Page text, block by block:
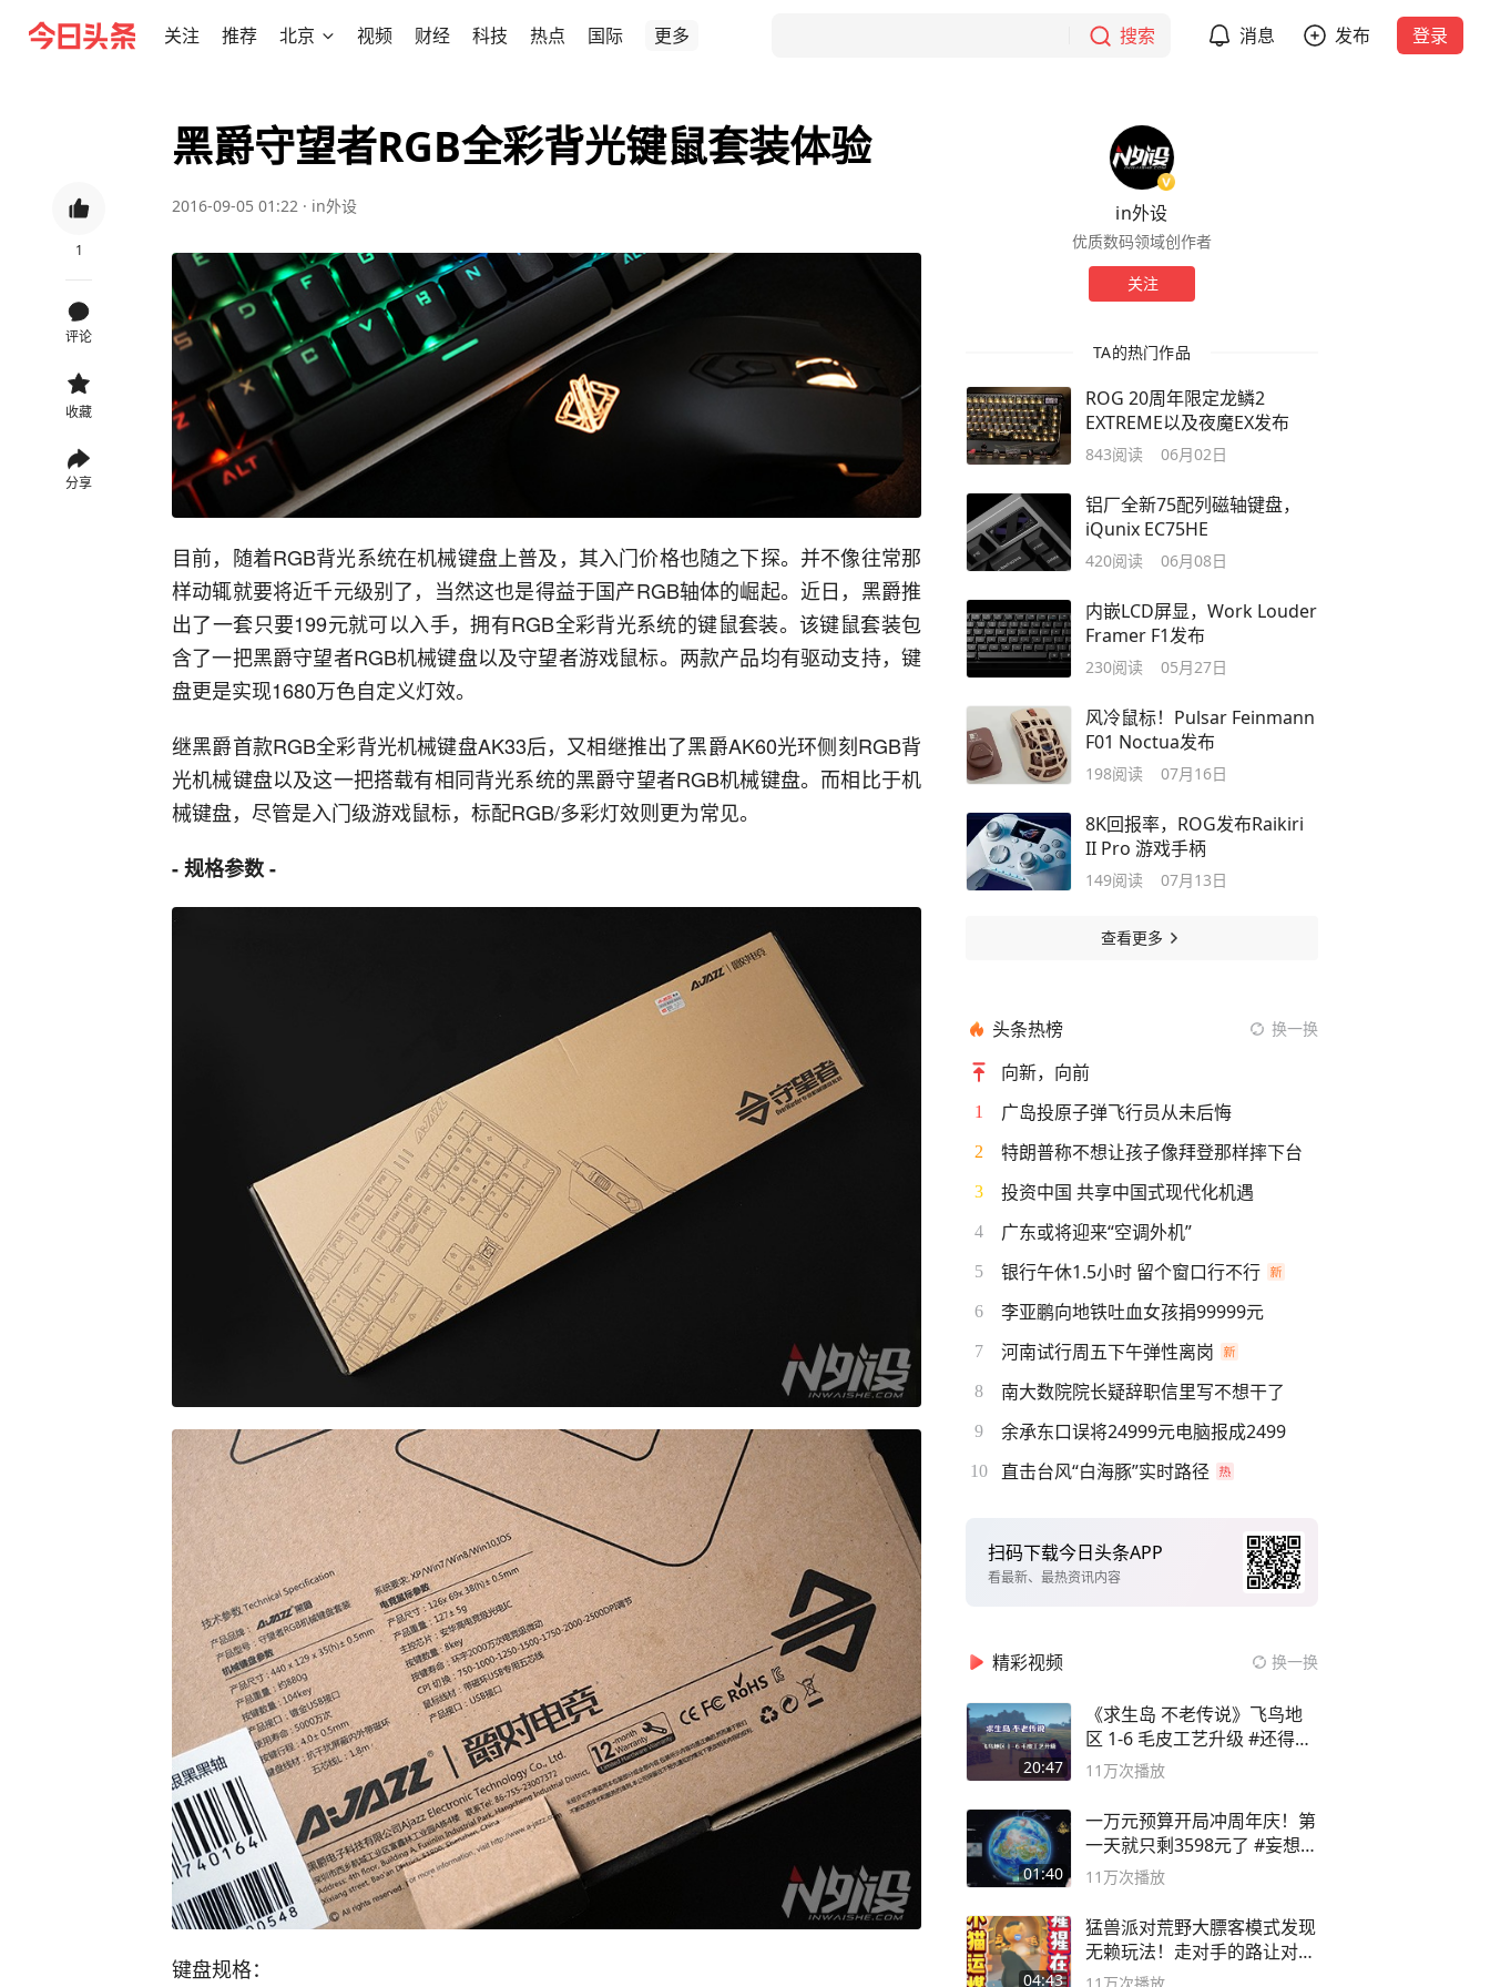
关注 推荐 北京 视频 财经 科技 热点 国际 更多 搜索 消息 发布 登录
1
评论
收藏
分享
黑爵守望者RGB全彩背光键鼠套装体验
2016-09-05 01:22 · in外设
目前，随着RGB背光系统在机械键盘上普及，其入门价格也随之下探。并不像往常那
样动辄就要将近千元级别了，当然这也是得益于国产RGB轴体的崛起。近日，黑爵推
出了一套只要199元就可以入手，拥有RGB全彩背光系统的键鼠套装。该键鼠套装包
含了一把黑爵守望者RGB机械键盘以及守望者游戏鼠标。两款产品均有驱动支持，键
盘更是实现1680万色自定义灯效。
继黑爵首款RGB全彩背光机械键盘AK33后，又相继推出了黑爵AK60光环侧刻RGB背
光机械键盘以及这一把搭载有相同背光系统的黑爵守望者RGB机械键盘。而相比于机
械键盘，尽管是入门级游戏鼠标，标配RGB/多彩灯效则更为常见。
- 规格参数 -
键盘规格：
in外设
优质数码领域创作者
关注
TA的热门作品
ROG 20周年限定龙鳞2
EXTREME以及夜魔EX发布
843阅读 06月02日
铝厂全新75配列磁轴键盘，
iQunix EC75HE
420阅读 06月08日
内嵌LCD屏显，Work Louder
Framer F1发布
230阅读 05月27日
风冷鼠标！Pulsar Feinmann
F01 Noctua发布
198阅读 07月16日
8K回报率，ROG发布Raikiri
II Pro 游戏手柄
149阅读 07月13日
查看更多
头条热榜 换一换
向新，向前
1 广岛投原子弹飞行员从未后悔
2 特朗普称不想让孩子像拜登那样摔下台
3 投资中国 共享中国式现代化机遇
4 广东或将迎来“空调外机”
5 银行午休1.5小时 留个窗口行不行
6 李亚鹏向地铁吐血女孩捐99999元
7 河南试行周五下午弹性离岗
8 南大数院院长疑辞职信里写不想干了
9 余承东口误将24999元电脑报成2499
10 直击台风“白海豚”实时路径
扫码下载今日头条APP
看最新、最热资讯内容
精彩视频 换一换
20:47
《求生岛 不老传说》飞鸟地
区 1-6 毛皮工艺升级 #还得是
主机大作
11万次播放
01:40
一万元预算开局冲周年庆！第
一天就只剩3598元了 #妄想山
海
11万次播放
04:43
猛兽派对荒野大膘客模式发现
无赖玩法！走对手的路让对手
无路可走